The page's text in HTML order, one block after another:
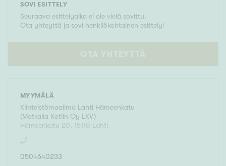
SOVI ESITTELY
Seuraava esittelyaika ei ole vielä sovittu.
Ota yhteyttä ja sovi henkilökohtainen esittely!
OTA YHTEYTTÄ
MYYMÄLÄ
Kiinteistömaailma Lahti Hämeenkatu
(Matkalla Kotiin Oy LKV)
Hämeenkatu 20 , 15110 Lahti
0504640233